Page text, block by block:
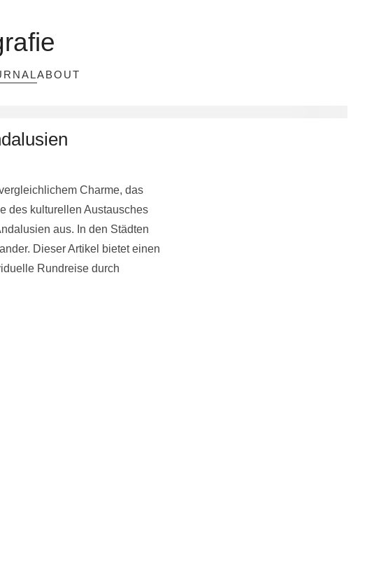
ABOUT
Charme, das
des kulturellen Austausches
aus. In den Städten
Dieser Artikel bietet einen
Rundreise durch